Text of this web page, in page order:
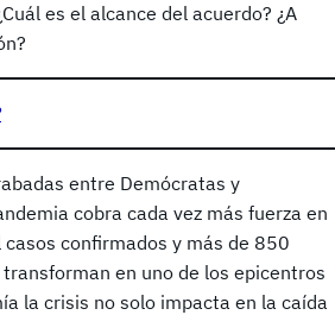
es el alcance del acuerdo? ¿A
entre Demócratas y
cobra cada vez más fuerza en
casos confirmados y más de 850
en uno de los epicentros
la crisis no solo impacta en la caída